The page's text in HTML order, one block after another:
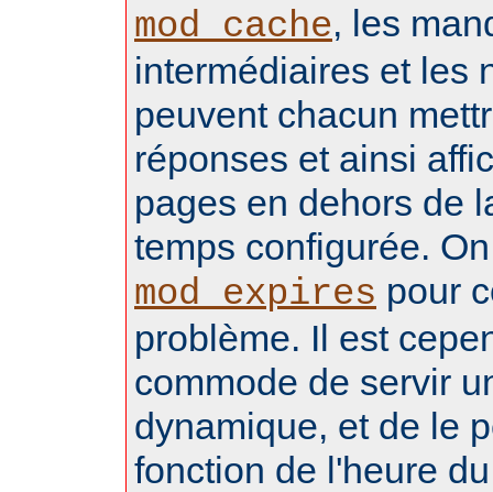
mod_cache, les
intermédiaires et les
peuvent chacun
réponses et ainsi
pages en dehors de
temps configurée.
mod_expires pour
problème. Il est
commode de servir
dynamique, et de le
fonction de l'heure